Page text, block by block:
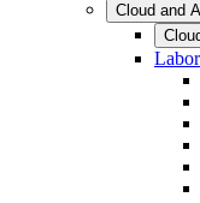
Cloud and